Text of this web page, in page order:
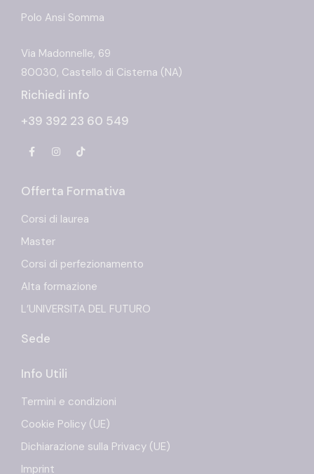
Polo Ansi Somma
Via Madonnelle, 69
80030, Castello di Cisterna (NA)
Richiedi info
+39 392 23 60 549
Offerta Formativa
Corsi di laurea
Master
Corsi di perfezionamento
Alta formazione
L’UNIVERSITA DEL FUTURO
Sede
Info Utili
Termini e condizioni
Cookie Policy (UE)
Dichiarazione sulla Privacy (UE)
Imprint